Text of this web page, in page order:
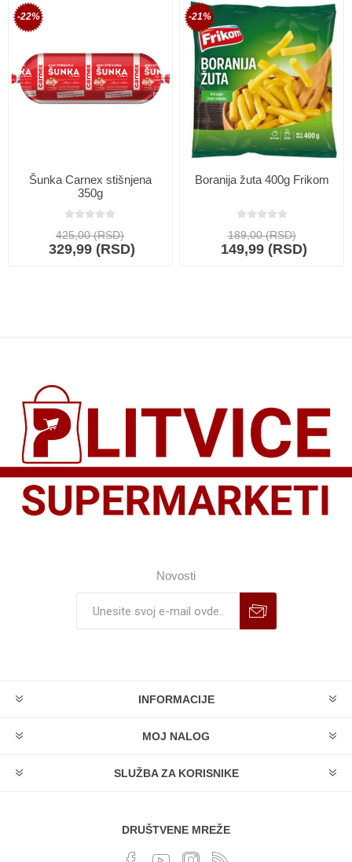
-22%
Šunka Carnex stišnjena
350g
425,00 (RSD)
329,99 (RSD)
-21%
Boranija žuta 400g Frikom
189,00 (RSD)
149,99 (RSD)
Novosti
INFORMACIJE
MOJ NALOG
SLUŽBA ZA KORISNIKE
DRUŠTVENE MREŽE